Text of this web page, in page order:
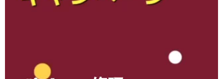
させて頂きました！ありがとうございました！
流山市よりお越しのお客様のiPhoneXsのナノナインガラスコーティングを